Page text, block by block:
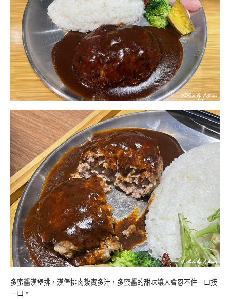
多蜜醬漢堡排，漢堡排肉紮實多汁，多蜜醬的甜味讓人會忍不住一口接
一口。